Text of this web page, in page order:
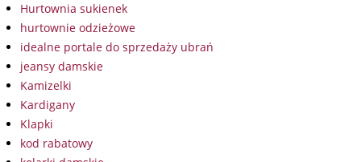
Hurtownia sukienek
hurtownie odzieżowe
idealne portale do sprzedaży ubrań
jeansy damskie
Kamizelki
Kardigany
Klapki
kod rabatowy